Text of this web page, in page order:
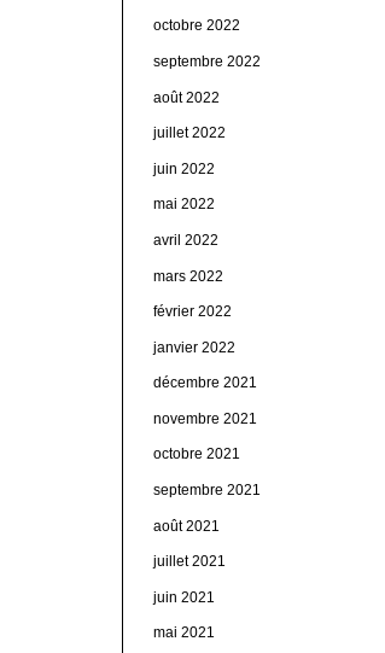
octobre 2022
septembre 2022
août 2022
juillet 2022
juin 2022
mai 2022
avril 2022
mars 2022
février 2022
janvier 2022
décembre 2021
novembre 2021
octobre 2021
septembre 2021
août 2021
juillet 2021
juin 2021
mai 2021